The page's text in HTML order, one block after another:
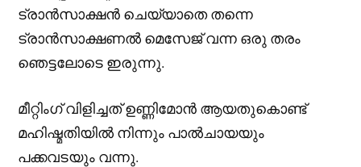
ട്രാൻസാക്ഷൻ ചെയ്യാതെ തന്നെ
ട്രാൻസാക്ഷണൽ മെസേജ് വന്ന ഒരു തരം
ഞെട്ടലോടെ ഇരുന്നു.
മീറ്റിംഗ് വിളിച്ചത് ഉണ്ണിമോൻ ആയതുകൊണ്ട്
മഹിഷ്മതിയിൽ നിന്നും പാൽചായയും
പക്കവടയും വന്നു.